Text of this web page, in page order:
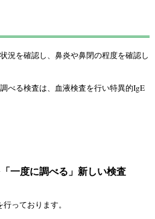
況を確認し、鼻炎や鼻閉の程度を確認し
べる検査は、血液検査を行い特異的IgE
一度に調べる」新しい検査
っております。